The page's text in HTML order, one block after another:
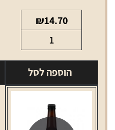
₪14.70
של
בירה
מלכה
הינדי
מ"ל
הוספה לסל